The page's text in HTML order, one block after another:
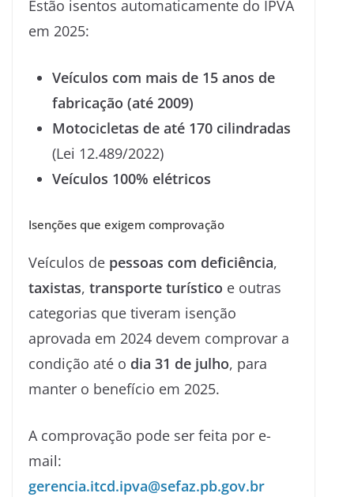
Estão isentos automaticamente do IPVA
em 2025:
Veículos com mais de 15 anos de
fabricação (até 2009)
Motocicletas de até 170 cilindradas
(Lei 12.489/2022)
Veículos 100% elétricos
Isenções que exigem comprovação
Veículos de pessoas com deficiência,
taxistas, transporte turístico e outras
categorias que tiveram isenção
aprovada em 2024 devem comprovar a
condição até o dia 31 de julho, para
manter o benefício em 2025.
A comprovação pode ser feita por e-
mail:
gerencia.itcd.ipva@sefaz.pb.gov.br